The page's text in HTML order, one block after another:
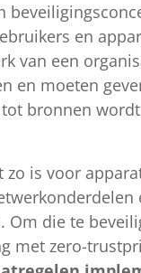
en
van een
en moeten
bronnen
zo is voor
Om die te
met zero-